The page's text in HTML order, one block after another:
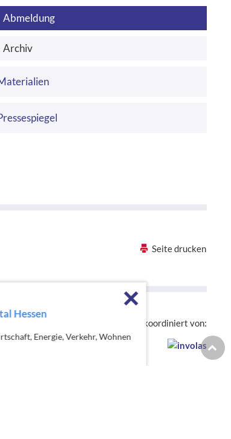
Energie, Verkehr, Wohnen
Abmeldung
Archiv
Seite drucken
Die hessenweite Strategie OloV wird koordiniert von: